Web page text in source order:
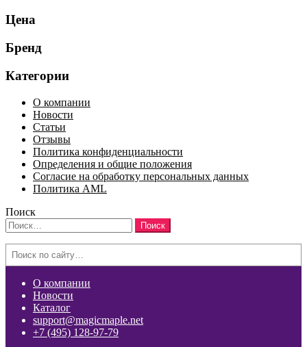
Цена
Бренд
Категории
О компании
Новости
Статьи
Отзывы
Политика конфиденциальности
Определения и общие положения
Согласие на обработку персональных данных
Политика AML
Поиск
Найти:
Search
О компании
Новости
Каталог
support@magicmaple.net
+7 (495) 128-97-79